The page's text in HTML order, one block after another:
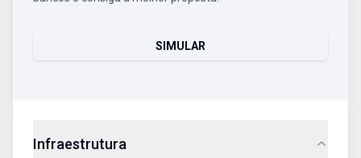
SIMULAR
Infraestrutura